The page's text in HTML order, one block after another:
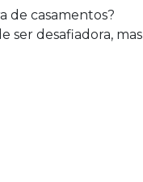
de casamentos?
ser desafiadora, mas